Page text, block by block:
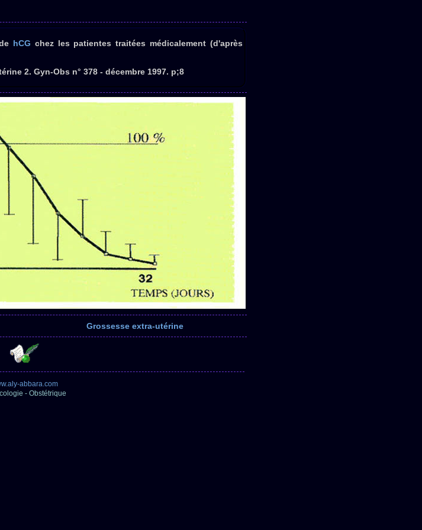
hCG chez les patientes traitées médicalement (d'après
2. Gyn-Obs n° 378 - décembre 1997. p;8
Grossesse extra-utérine
abbara.com
- Obstétrique